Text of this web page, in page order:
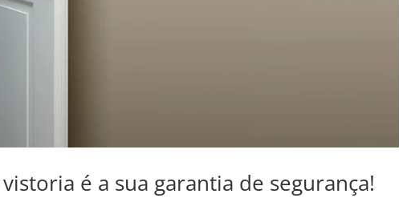
é a sua garantia de segurança!